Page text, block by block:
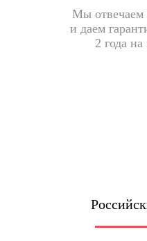
Мы отвечаем
и даем
2 года